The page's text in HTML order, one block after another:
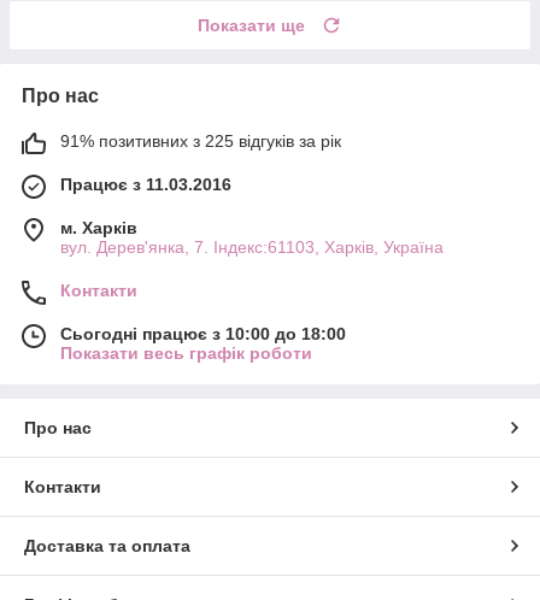
Показати ще
Про нас
91% позитивних з 225 відгуків за рік
Працює з 11.03.2016
м. Харків
вул. Дерев'янка, 7. Індекс:61103, Харків, Україна
Контакти
Сьогодні працює з 10:00 до 18:00
Показати весь графік роботи
Про нас
Контакти
Доставка та оплата